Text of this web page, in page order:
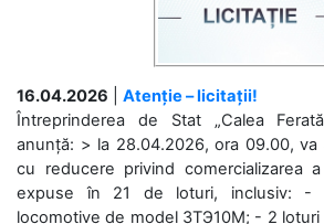
16.04.2026
Atenție – licitații!
Întreprinderea de Stat „Calea
anunță: > la 28.04.2026, ora 09.00, va
cu reducere privind comercializarea
expuse în 21 de loturi, inclusiv:
locomotive de model 3ТЭ10М; - 2